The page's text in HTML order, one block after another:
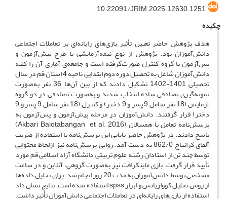
10.22091/JRIM.2025.12630.1251
چکیده
هدف پژوهش حاضر تعیین تأثیر بازی‌های رایانه‌ای بر تعاملات اجتماعی
دانش‌آموزان بود. پژوهش از نوع نیمه‌آزمایشی با طرح پیش‌آزمون و
پس‌آزمون با گروه کنترل صورت‌گرفته است و جامعه‌ی آماری آن را کلیه
دانش‌آموزان شاغل به تحصیل دوره دوم ابتدایی ناحیه 4 استان قم در سال
تحصیلی 1401-1402 تشکیل دادند که از بین آن‌ها 36 نفر به‌صورت
نمونه‌گیری تصادفی ساده انتخاب شدند و به‌صورت تصادفی در دو گروه
آزمایش (18 نفر شامل 9 پسر و 9 دختر) و کنترل (18 نفر شامل 9 پسر و 9
دختر) قرار گرفتند. دانش‌آموزان در مرحله پیش‌آزمون و پس‌آزمون به
پرسش‌نامه تعامل با همسالان (Akbari Balotabangan et al. 2016)
پاسخ دادند. در پژوهش حاضر پایایی این پرسش‌نامه با استفاده از ضریب
آلفای کرانباخ 862/0 به دست آمد. روایی پرسش‌نامه نیز ازلحاظ محتوایی
توسط چند تن از استادان رشته علوم تربیتی دانشگاه آزاد اسلامی قم مورد
تأیید قرار گرفت. بازی ماینکرافت نیز به‌صورت گروهی، آنلاین و در ساعت
مشخصی توسط دانش‌آموزان به مدت 20 روز انجام شد. برای تحلیل داده‌ها
از روش تحلیل کوواریانس و ابزار spss استفاده شده است. نتایج نشان داد
استفاده از بازی‌های رایانه‌ای در تعاملات اجتماعی دانش‌آموزان تأثیر داشت.